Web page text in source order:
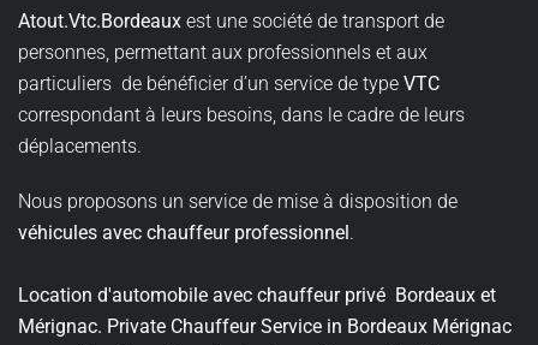
Atout.Vtc.Bordeaux est une société de transport de
personnes, permettant aux professionnels et aux
particuliers de bénéficier d’un service de type VTC
correspondant à leurs besoins, dans le cadre de leurs
déplacements.
Nous proposons un service de mise à disposition de
véhicules avec chauffeur professionnel .
Location d'automobile avec chauffeur privé Bordeaux et
Mérignac. Private Chauffeur Service in Bordeaux Mérignac